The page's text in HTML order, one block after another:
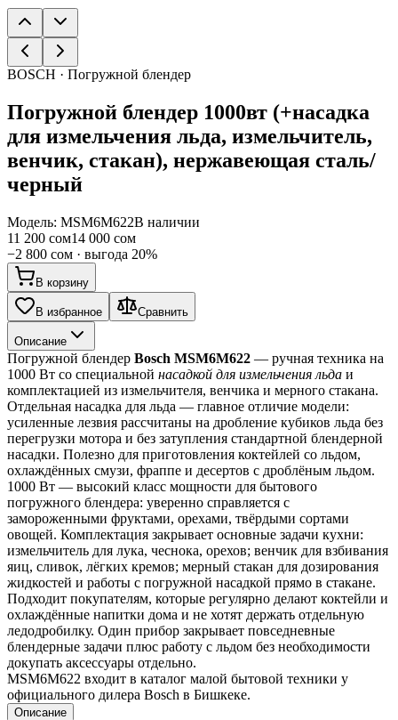
BOSCH · Погружной блендер
Погружной блендер 1000вт (+насадка
для измельчения льда, измельчитель,
венчик, стакан), нержавеющая сталь/
черный
Модель: MSM6M622В наличии
11 200 сом14 000 сом
−2 800 сом · выгода 20%
В корзину
В избранное Сравнить
Описание
Погружной блендер Bosch MSM6M622 — ручная техника на
1000 Вт со специальной насадкой для измельчения льда и
комплектацией из измельчителя, венчика и мерного стакана.
Отдельная насадка для льда — главное отличие модели:
усиленные лезвия рассчитаны на дробление кубиков льда без
перегрузки мотора и без затупления стандартной блендерной
насадки. Полезно для приготовления коктейлей со льдом,
охлаждённых смузи, фраппе и десертов с дроблёным льдом.
1000 Вт — высокий класс мощности для бытового
погружного блендера: уверенно справляется с
замороженными фруктами, орехами, твёрдыми сортами
овощей. Комплектация закрывает основные задачи кухни:
измельчитель для лука, чеснока, орехов; венчик для взбивания
яиц, сливок, лёгких кремов; мерный стакан для дозирования
жидкостей и работы с погружной насадкой прямо в стакане.
Подходит покупателям, которые регулярно делают коктейли и
охлаждённые напитки дома и не хотят держать отдельную
ледодробилку. Один прибор закрывает повседневные
блендерные задачи плюс работу с льдом без необходимости
докупать аксессуары отдельно.
MSM6M622 входит в каталог малой бытовой техники у
официального дилера Bosch в Бишкеке.
Описание